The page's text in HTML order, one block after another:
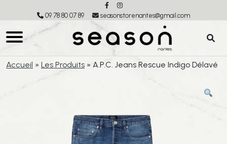
09 78 80 07 89 seasonstorenantes@gmail.com
Accueil » Les Produits » A.P.C. Jeans Rescue Indigo Délavé